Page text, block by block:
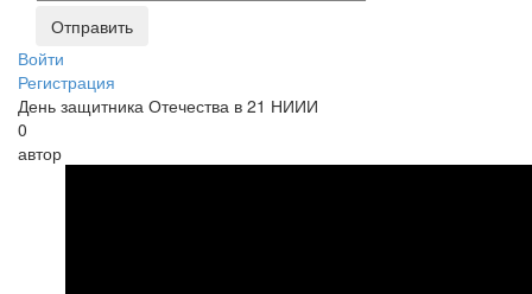
Войти
Регистрация
День защитника Отечества в 21 НИИИ
0
автор